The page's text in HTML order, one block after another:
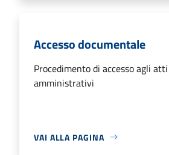
Accesso documentale
Procedimento di accesso agli
amministrativi
VAI ALLA PAGINA